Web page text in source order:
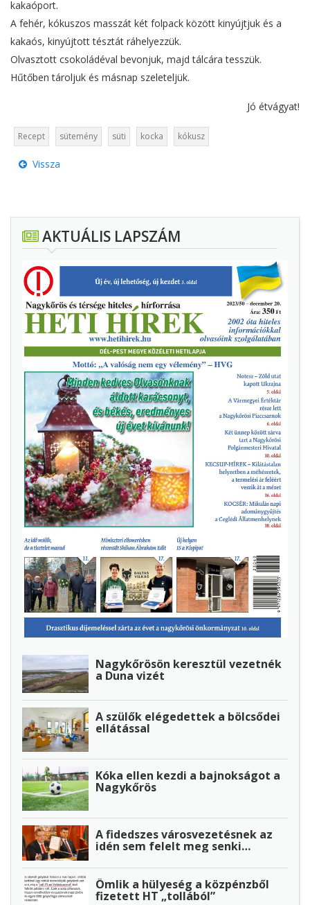
kakaóport.
A fehér, kókuszos masszát két folpack között kinyújtjuk és a
kakaós, kinyújtott tésztát ráhelyezzük.
Olvasztott csokoládéval bevonjuk, majd tálcára tesszük.
Hűtőben tároljuk és másnap szeleteljük.
Jó étvágyat!
Recept sütemény süti kocka kókusz
Vissza
AKTUÁLIS LAPSZÁM
Nagykőrösön keresztül vezetnék
a Duna vizét
A szülők elégedettek a bölcsődei
ellátással
Kóka ellen kezdi a bajnokságot a
Nagykőrös
A fidedszes városvezetésnek az
idén sem felelt meg senki…
Ömlik a hülyeség a közpénzből
fizetett HT „tollából”